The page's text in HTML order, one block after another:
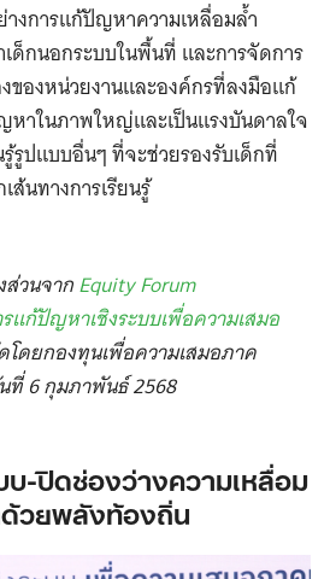
งการแก้ปัญหาความเหลื่อมล้ำ
ด็กนอกระบบในพื้นที่ และการจัดการ
องหน่วยงานและองค์กรที่ลงมือแก้
าในภาพใหญ่และเป็นแรงบันดาลใจ
รูปแบบอื่นๆ ที่จะช่วยรองรับเด็กที่
ส้นทางการเรียนรู้
ส่วนจากEquity Forum
แก้ปัญหาเชิงระบบเพื่อความเสมอ
ดยกองทุนเพื่อความเสมอภาค
ที่ 6 กุมภาพันธ์ 2568
บ-ปิดช่องว่างความเหลื่อม
วยพลังท้องถิ่น